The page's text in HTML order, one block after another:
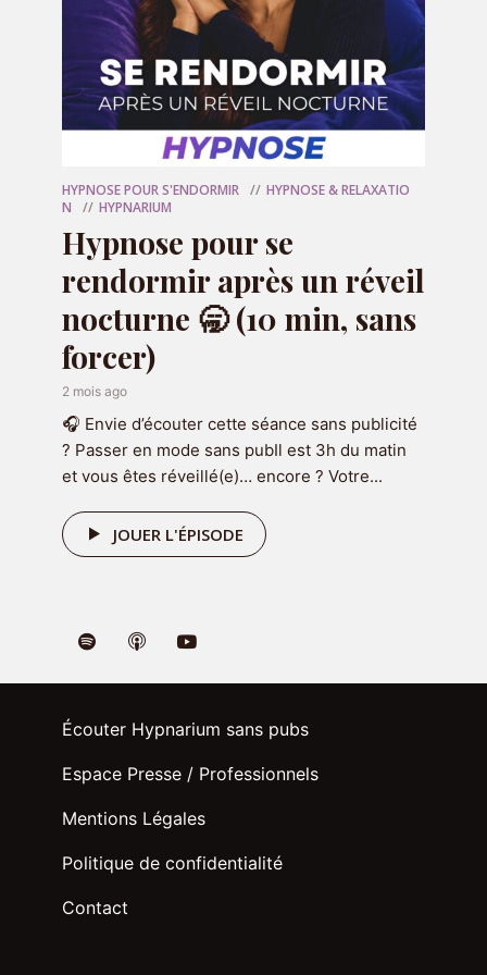
pensez à :
laisser uncommentaire
mettre5 étoiles
vous abonnerpour ne manquer aucune
nouvelle séance d’hypnose
Cela permet à Hypnarium d’aider encore
plus de personnes à retrouver un sommeil
apaisé 😴.
Bonne nuit… et très beau voyage vers votre
sommeil profond 🌙✨
Rejoignez la discussion
Commenter
HYPNOSE POUR S'ENDORMIR
HYPNOSE & RELAXATIO
N
HYPNARIUM
Hypnose pour se
rendormir après un réveil
nocturne 🥱 (10 min, sans
forcer)
2 mois ago
🎧 Envie d’écouter cette séance sans publicité
? Passer en mode sans pubIl est 3h du matin
et vous êtes réveillé(e)… encore ? Votre...
JOUER L'ÉPISODE
Écouter Hypnarium sans pubs
Espace Presse / Professionnels
Mentions Légales
Politique de confidentialité
Contact